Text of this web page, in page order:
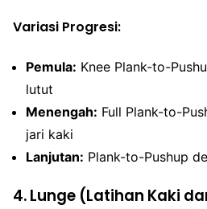
Variasi Progresi:
Pemula: Knee Plank-to-
lutut
Menengah: Full Plank-to-
jari kaki
Lanjutan: Plank-to-Pushup
4. Lunge (Latihan Kaki